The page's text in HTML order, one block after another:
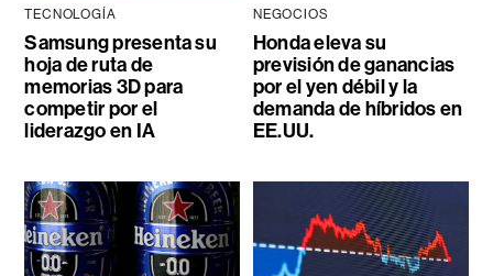
TECNOLOGÍA
Samsung presenta su
hoja de ruta de
memorias 3D para
competir por el
liderazgo en IA
NEGOCIOS
Honda eleva su
previsión de ganancias
por el yen débil y la
demanda de híbridos en
EE.UU.